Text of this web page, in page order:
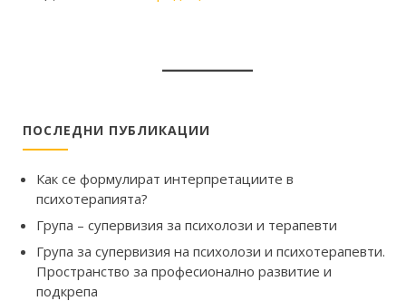
ПОСЛЕДНИ ПУБЛИКАЦИИ
Как се формулират интерпретациите в
психотерапията?
Група – супервизия за психолози и терапевти
Група за супервизия на психолози и психотерапевти.
Пространство за професионално развитие и
подкрепа